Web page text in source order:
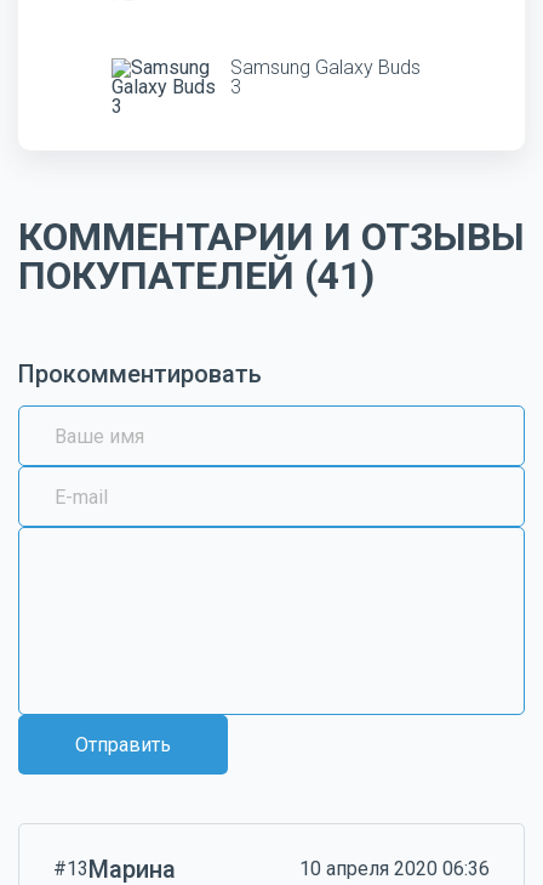
Samsung Galaxy Buds
3
КОММЕНТАРИИ И ОТЗЫВЫ
ПОКУПАТЕЛЕЙ (41)
Прокомментировать
Отправить
#13Марина 10 апреля 2020 06:36